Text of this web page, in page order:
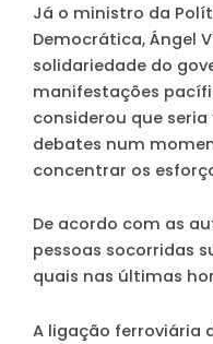
Já o ministro da
Democrática, Ángel
solidariedade do
manifestações
considerou que
debates num
concentrar os
De acordo com as
pessoas socorridas
quais nas últimas
A ligação ferroviária